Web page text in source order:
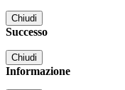
Chiudi
Successo
Chiudi
Informazione